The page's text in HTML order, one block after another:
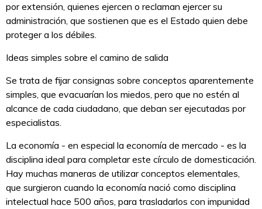
por extensión, quienes ejercen o reclaman ejercer su
administración, que sostienen que es el Estado quien debe
proteger a los débiles.
Ideas simples sobre el camino de salida
Se trata de fijar consignas sobre conceptos aparentemente
simples, que evacuarían los miedos, pero que no estén al
alcance de cada ciudadano, que deban ser ejecutadas por
especialistas.
La economía - en especial la economía de mercado - es la
disciplina ideal para completar este círculo de domesticación.
Hay muchas maneras de utilizar conceptos elementales,
que surgieron cuando la economía nació como disciplina
intelectual hace 500 años, para trasladarlos con impunidad